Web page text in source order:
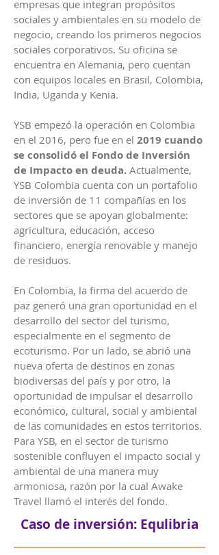
empresas que integran propósitos
sociales y ambientales en su modelo de
negocio, creando los primeros negocios
sociales corporativos. Su oficina se
encuentra en Alemania, pero cuentan
con equipos locales en Brasil, Colombia,
India, Uganda y Kenia.
YSB empezó la operación en Colombia
en el 2016, pero fue en el 2019 cuando
se consolidó el Fondo de Inversión
de Impacto en deuda. Actualmente,
YSB Colombia cuenta con un portafolio
de inversión de 11 compañías en los
sectores que se apoyan globalmente:
agricultura, educación, acceso
financiero, energía renovable y manejo
de residuos.
En Colombia, la firma del acuerdo de
paz generó una gran oportunidad en el
desarrollo del sector del turismo,
especialmente en el segmento de
ecoturismo. Por un lado, se abrió una
nueva oferta de destinos en zonas
biodiversas del país y por otro, la
oportunidad de impulsar el desarrollo
económico, cultural, social y ambiental
de las comunidades en estos territorios.
Para YSB, en el sector de turismo
sostenible confluyen el impacto social y
ambiental de una manera muy
armoniosa, razón por la cual Awake
Travel llamó el interés del fondo.
Caso de inversión: Equlibria